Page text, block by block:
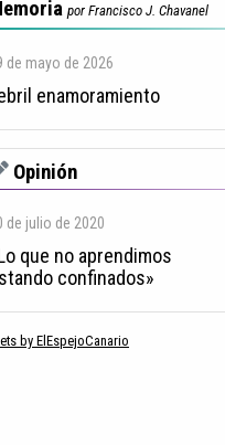
por Francisco J. Chavanel
de mayo de 2026
enamoramiento
Opinión
de julio de 2020
que no aprendimos
confinados»
by ElEspejoCanario